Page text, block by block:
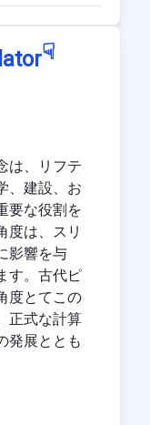
☟
は、リフテ
、建設、お
要な役割を
度は、スリ
影響を与
す。古代ピ
度とてこの
正式な計算
発展ととも